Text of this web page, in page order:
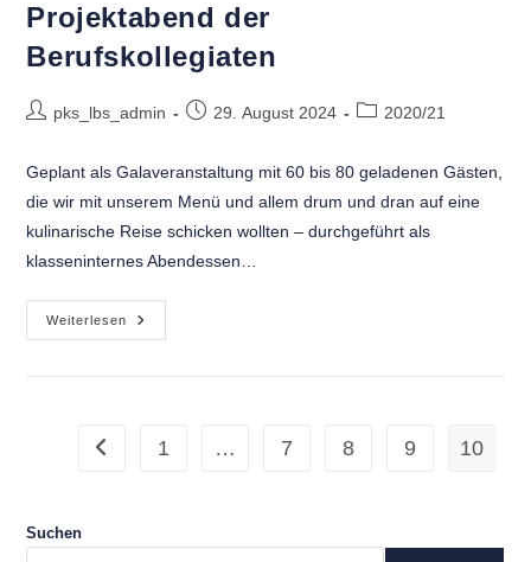
Projektabend der
Berufskollegiaten
pks_lbs_admin 29. August 2024 2020/21
Geplant als Galaveranstaltung mit 60 bis 80 geladenen Gästen,
die wir mit unserem Menü und allem drum und dran auf eine
kulinarische Reise schicken wollten – durchgeführt als
klasseninternes Abendessen…
Weiterlesen
1 … 7 8 9 10
Suchen